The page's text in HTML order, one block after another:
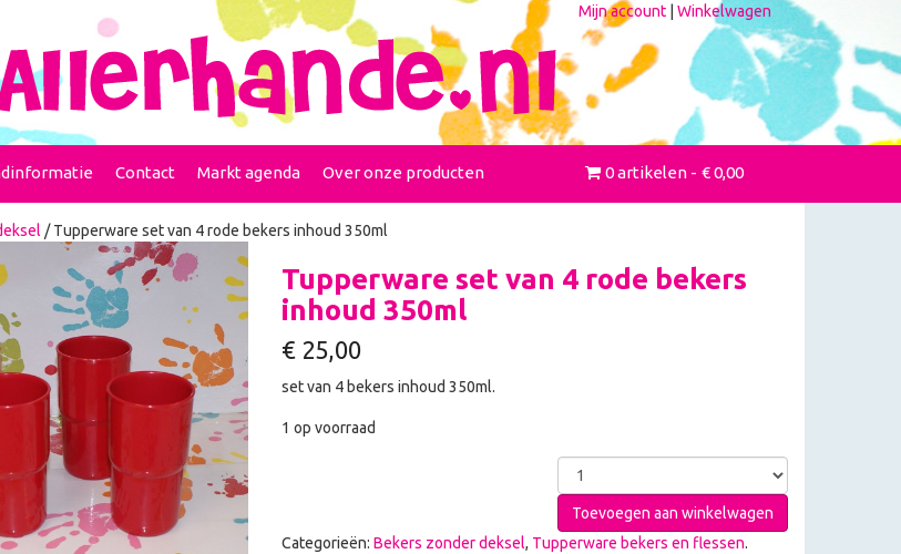
Mijn account Winkelwagen
Contact Markt agenda Over onze producten 0 artikelen € 0,00
/ Tupperware set van 4 rode bekers inhoud 350ml
Tupperware set van 4 rode bekers
inhoud 350ml
€25,00
set van 4 bekers inhoud 350ml.
1 op voorraad
Toevoegen aan winkelwagen
Categorieën: Bekers zonder deksel, Tupperware bekers en flessen.